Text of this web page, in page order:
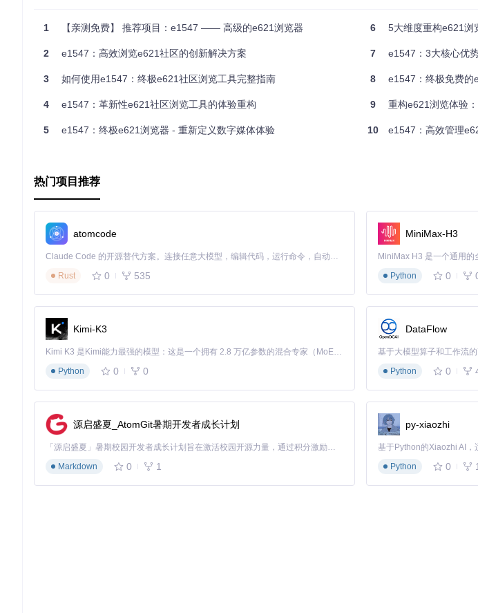
知识卡片 ：预加载技术通过预测用户行为，提前获取可能需要的资源，是提升应用响应速度的关键技
大提升了内容发现的效率。
个性化黑名单：打造纯净浏览空间
场景应用：不同用户如何最大化利用e1547？
内容浏览者：高效发现优质内容
对于普通浏览者，e1547提供了直观的网格布局和智能推荐系统。通过首页的热门内容和个性化推荐，
创作者：多账户管理与作品追踪
创作者可以利用e1547的多账户功能，同时管理个人浏览账户和创作账户。通过订阅功能追踪相关作品
时间线页面按时间顺序展示关注内容，支持评论、点赞等互动功能，便于创作者跟踪社区反馈
收藏家：离线浏览与内容管理
e1547的离线下载功能让用户可以将喜欢的作品保存到本地，随时随地欣赏。收藏夹系统支持分类管理
实践指南：如何配置你的个性化浏览环境？
准备工作：选择适合的安装方案
📌设备类型决策树：
1 【亲测免费】 推荐项目：e1547 —— 高级的e621浏览器
2 e1547：高效浏览e621社区的创新解决方案
3 如何使用e1547：终极e621社区浏览工具完整指南
4 e1547：革新性e621社区浏览工具的体验重构
5 e1547：终极e621浏览器 - 重新定义数字媒体体验
6 5大维度重构e621浏
7 e1547：3大核心优
8 e1547：终极免费的
9 重构e621浏览体验
10 e1547：高效管理
热门项目推荐
atomcode
Claude Code 的开源替代方案。连接任意大模型，编辑代码，运行命令，自动验证 — 全自动执行。用 Rust 构建，极致性能。 ｜ An open-source alternative to Claude Code. Connect any LLM, edit code, run commands, and verify changes — autonomously. Built in Rust for speed. Get Started
Rust
0 535
MiniMax-H3
Python
0
Kimi-K3
Kimi K3 是Kimi能力最强的模型：这是一个拥有 2.8 万亿参数的混合专家（MoE）模型，具备原生视觉理解能力，并支持 100 万 token 的上下文窗口。
Python
0 0
DataFlow
基于大模型算子和工作流
Python
0
源启盛夏_AtomGit暑期开发者成长计划
「源启盛夏」暑期校园开发者成长计划旨在激活校园开源力量，通过积分激励、认证扶持、资源倾斜等形式，引导高校组织和开发者完成「入驻 — 建项目 — 做贡献 — 获认证 — 得资源」的完整闭环。无论你是想带领社团入驻平台的组织者，还是希望用代码贡献证明自己的开发者，都能在这里找到属于你的成长路径。
Markdown
0 1
py-xiaozhi
Python
0 1